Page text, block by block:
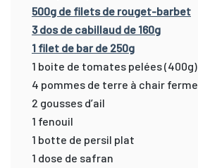
500g de filets de rouget-barbet
3 dos de cabillaud de 160g
1 filet de bar de 250g
1 boite de tomates pelées (400g)
4 pommes de terre à chair ferme
2 gousses d’ail
1 fenouil
1 botte de persil plat
1 dose de safran